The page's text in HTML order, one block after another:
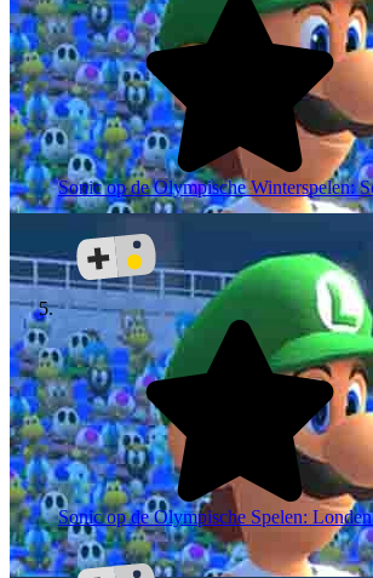
Sonic op de Olympische Winterspelen:
Sonic op de Olympische Spelen: